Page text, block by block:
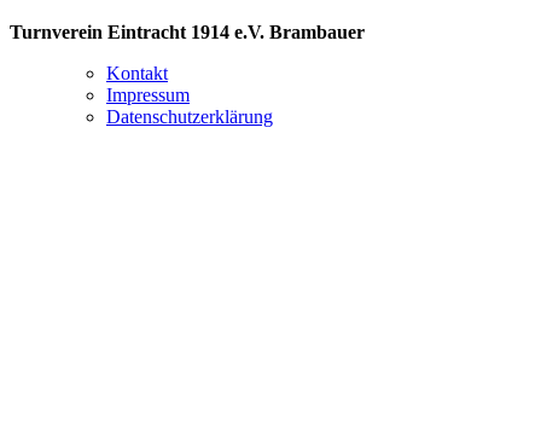
Turnverein Eintracht 1914 e.V. Brambauer
Kontakt
Impressum
Datenschutzerklärung